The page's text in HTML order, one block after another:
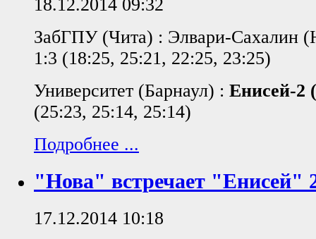
18.12.2014 09:32
ЗабГПУ (Чита) : Элвари-Сахалин
1:3 (18:25, 25:21, 22:25, 23:25)
Университет (Барнаул) : Енисей-2
(25:23, 25:14, 25:14)
Подробнее ...
"Нова" встречает "Енисей"
17.12.2014 10:18